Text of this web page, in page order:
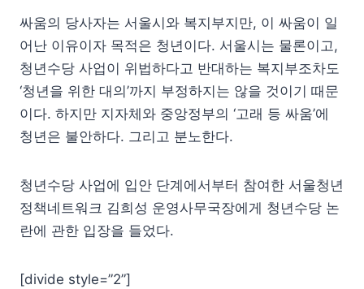
싸움의 당사자는 서울시와 복지부지만, 이 싸움이 일
어난 이유이자 목적은 청년이다. 서울시는 물론이고,
청년수당 사업이 위법하다고 반대하는 복지부조차도
‘청년을 위한 대의’까지 부정하지는 않을 것이기 때문
이다. 하지만 지자체와 중앙정부의 ‘고래 등 싸움’에
청년은 불안하다. 그리고 분노한다.
청년수당 사업에 입안 단계에서부터 참여한 서울청년
정책네트워크 김희성 운영사무국장에게 청년수당 논
란에 관한 입장을 들었다.
[divide style=”2”]